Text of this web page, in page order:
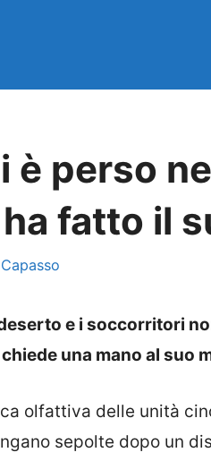
è perso
fatto il
e i soccorritori
una mano al suo
olfattiva delle unità
sepolte dopo un